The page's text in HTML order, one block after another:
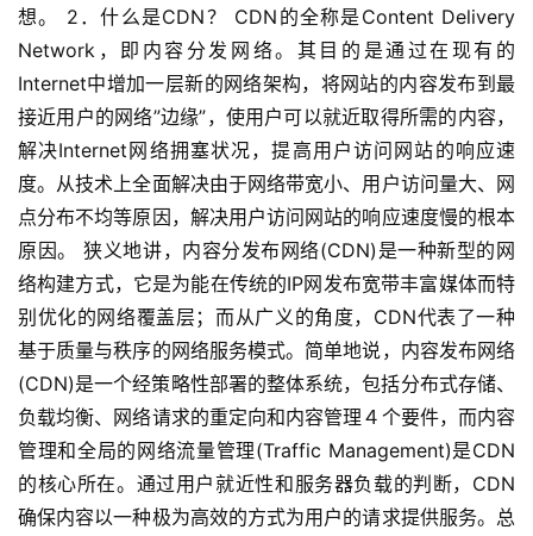
想。 2．什么是CDN？ CDN的全称是Content Delivery
Network，即内容分发网络。其目的是通过在现有的
Internet中增加一层新的网络架构，将网站的内容发布到最
接近用户的网络”边缘”，使用户可以就近取得所需的内容，
解决Internet网络拥塞状况，提高用户访问网站的响应速
度。从技术上全面解决由于网络带宽小、用户访问量大、网
点分布不均等原因，解决用户访问网站的响应速度慢的根本
原因。 狭义地讲，内容分发布网络(CDN)是一种新型的网
络构建方式，它是为能在传统的IP网发布宽带丰富媒体而特
别优化的网络覆盖层；而从广义的角度，CDN代表了一种
基于质量与秩序的网络服务模式。简单地说，内容发布网络
(CDN)是一个经策略性部署的整体系统，包括分布式存储、
负载均衡、网络请求的重定向和内容管理４个要件，而内容
管理和全局的网络流量管理(Traffic Management)是CDN
的核心所在。通过用户就近性和服务器负载的判断，CDN
确保内容以一种极为高效的方式为用户的请求提供服务。总